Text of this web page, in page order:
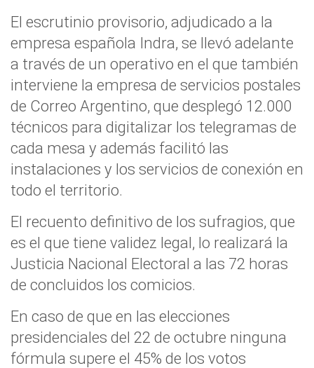
El escrutinio provisorio, adjudicado a la
empresa española Indra, se llevó adelante
a través de un operativo en el que también
interviene la empresa de servicios postales
de Correo Argentino, que desplegó 12.000
técnicos para digitalizar los telegramas de
cada mesa y además facilitó las
instalaciones y los servicios de conexión en
todo el territorio.
El recuento definitivo de los sufragios, que
es el que tiene validez legal, lo realizará la
Justicia Nacional Electoral a las 72 horas
de concluidos los comicios.
En caso de que en las elecciones
presidenciales del 22 de octubre ninguna
fórmula supere el 45% de los votos